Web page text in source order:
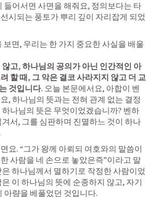
들어서면 사면을 해줘요, 정의보다는 타
시되는 풍토가 뿌리 깊이 자리잡게 되었
보면, 우리는 한 가지 중요한 사실을 배울
고, 하나님의 공의가 아닌 인간적인 아
할 때, 그 악은 결코 사라지지 않고 더 교
것입니다. 오늘 본문에서요, 아합이 벤
, 하나님의 뜻과는 전혀 관계 없는 결정
나님의 뜻은 무엇이었겠습니까? 벤하
서, 그를 심판하며 진멸하느 것이 하나
요. “그가 왕께 아뢰되 여호와의 말씀이
사람을 네 손으로 놓았은즉”이라고 말
하나님께서 멸하기로 작정한 사람이었
이 하나님의 뜻에 순종하지 않고, 자기
아량을 베풀었던 것입니다.